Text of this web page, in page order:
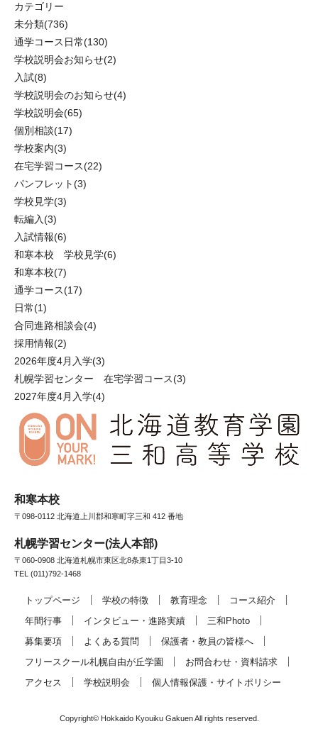
カテゴリー
未分類(736)
通学コース日常(130)
学校説明会お知らせ(2)
入試(8)
学校説明会のお知らせ(4)
学校説明会(65)
個別相談(17)
学校案内(3)
在宅学習コース(22)
パンフレット(3)
学校見学(3)
転編入(3)
入試情報(6)
和寒本校 学校見学(6)
和寒本校(7)
通学コース(17)
日常(1)
合同進路相談会(4)
採用情報(2)
2026年度4月入学(3)
札幌学習センター 在宅学習コース(3)
2027年度4月入学(4)
和寒本校
〒098-0112 北海道上川郡和寒町字三和 412 番地
札幌学習センター(法人本部)
〒060-0908 北海道札幌市東区北8条東1丁目3-10
TEL (011)792-1468
トップページ 学校の特徴 教育理念
コース紹介
年間行事
インタビュー・進路実績
三和Photo
募集要項
よくある質問
保護者・教員の皆様へ
フリースクール札幌自由が丘学園
お問合わせ・資料請求
アクセス
学校説明会 個人情報保護・サイトポリシー
Copyright© Hokkaido Kyouiku Gakuen All rights reserved.